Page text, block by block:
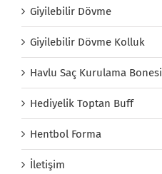
Giyilebilir Dövme
Giyilebilir Dövme Kolluk
Havlu Saç Kurulama Bonesi
Hediyelik Toptan Buff
Hentbol Forma
İletişim